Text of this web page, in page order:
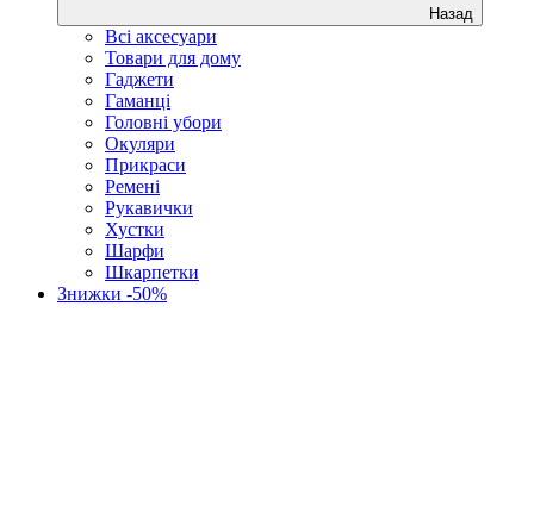
Назад
Всі аксесуари
Товари для дому
Гаджети
Гаманці
Головні убори
Окуляри
Прикраси
Ремені
Рукавички
Хустки
Шарфи
Шкарпетки
Знижки -50%